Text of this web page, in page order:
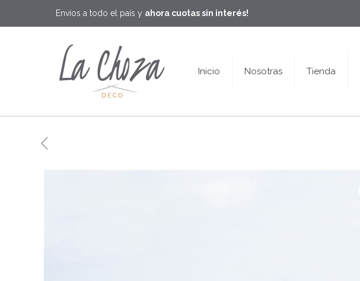
Envíos a todo el país y ahora cuotas sin interés!
Inicio Nosotras Tienda